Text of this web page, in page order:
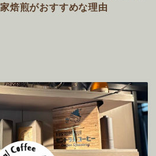
家焙煎がおすすめな理由